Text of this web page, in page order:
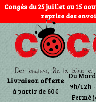
Congés du 25 juillet au 15
reprise des
Livraison offerte
à partir de 60€
Du
9h/12h
Fermé